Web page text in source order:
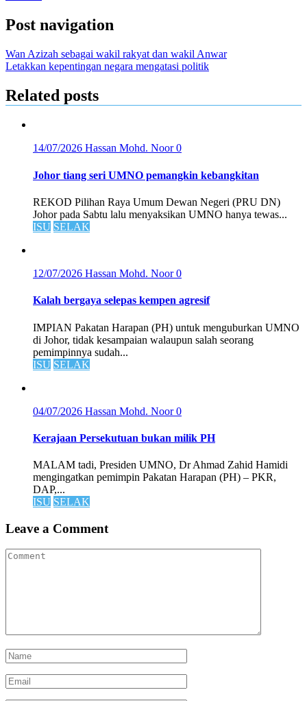
Post navigation
Wan Azizah sebagai wakil rakyat dan wakil Anwar
Letakkan kepentingan negara mengatasi politik
Related posts
14/07/2026 Hassan Mohd. Noor0
Johor tiang seri UMNO pemangkin kebangkitan
REKOD Pilihan Raya Umum Dewan Negeri (PRU DN)
Johor pada Sabtu lalu menyaksikan UMNO hanya tewas...
ISU SELAK
12/07/2026 Hassan Mohd. Noor0
Kalah bergaya selepas kempen agresif
IMPIAN Pakatan Harapan (PH) untuk menguburkan UMNO
di Johor, tidak kesampaian walaupun salah seorang
pemimpinnya sudah...
ISU SELAK
04/07/2026 Hassan Mohd. Noor0
Kerajaan Persekutuan bukan milik PH
MALAM tadi, Presiden UMNO, Dr Ahmad Zahid Hamidi
mengingatkan pemimpin Pakatan Harapan (PH) – PKR,
DAP,...
ISU SELAK
Leave a Comment